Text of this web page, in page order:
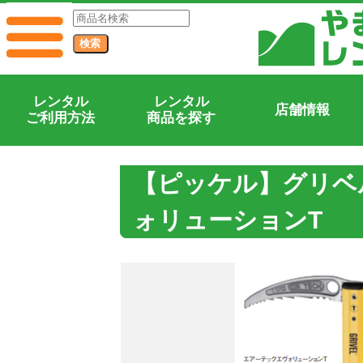
レンタル
ご利用方法
レンタル
商品を探す
店舗情報
【ピッケル】グリ
ォリューションT